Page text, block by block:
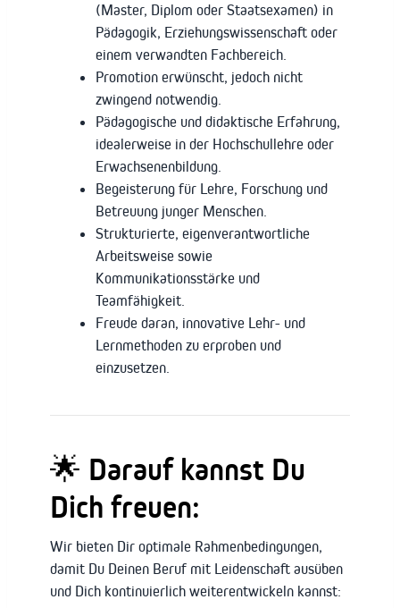
(Master, Diplom oder Staatsexamen) in
Pädagogik, Erziehungswissenschaft oder
einem verwandten Fachbereich.
Promotion erwünscht, jedoch nicht
zwingend notwendig.
Pädagogische und didaktische Erfahrung,
idealerweise in der Hochschullehre oder
Erwachsenenbildung.
Begeisterung für Lehre, Forschung und
Betreuung junger Menschen.
Strukturierte, eigenverantwortliche
Arbeitsweise sowie
Kommunikationsstärke und
Teamfähigkeit.
Freude daran, innovative Lehr- und
Lernmethoden zu erproben und
einzusetzen.
🌟 Darauf kannst Du
Dich freuen:
Wir bieten Dir optimale Rahmenbedingungen,
damit Du Deinen Beruf mit Leidenschaft ausüben
und Dich kontinuierlich weiterentwickeln kannst: